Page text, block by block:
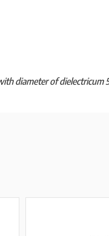
diameter of dielectricum